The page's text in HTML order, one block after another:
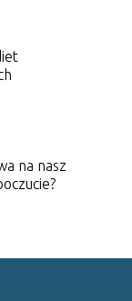
na nasz